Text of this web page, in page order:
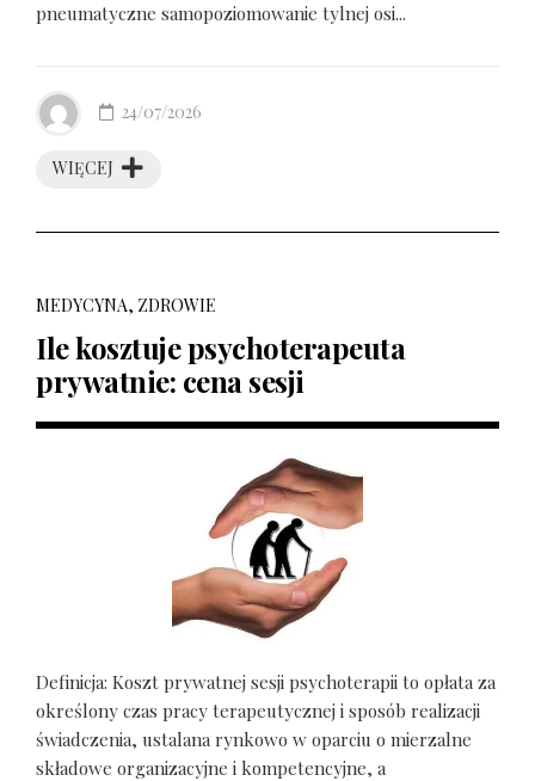
pneumatyczne samopoziomowanie tylnej osi...
WIĘCEJ
24/07/2026
MEDYCYNA, ZDROWIE
Ile kosztuje psychoterapeuta
prywatnie: cena sesji
Definicja: Koszt prywatnej sesji psychoterapii to opłata za
określony czas pracy terapeutycznej i sposób realizacji
świadczenia, ustalana rynkowo w oparciu o mierzalne
składowe organizacyjne i kompetencyjne, a